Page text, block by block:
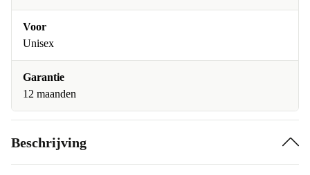
Voor
Unisex
Garantie
12 maanden
Beschrijving